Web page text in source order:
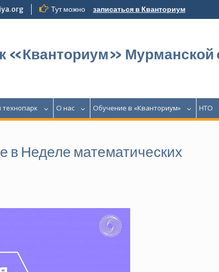
Тут можно записаться в Кванториум
«Кванториум» Мурманской
О нас Обучение в «Кванториум» НТО
в Неделе математических